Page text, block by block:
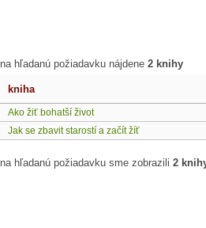
na hľadanú požiadavku nájdene 2 knihy
kniha
Ako žiť bohatší život
Jak se zbavit starostí a začít žíť
na hľadanú požiadavku sme zobrazili 2